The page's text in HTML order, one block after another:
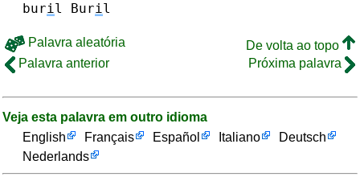
buril Buril
Palavra aleatória
De volta ao topo
Palavra anterior
Próxima palavra
Veja esta palavra em outro idioma
English
Français Español Italiano
Deutsch
Nederlands